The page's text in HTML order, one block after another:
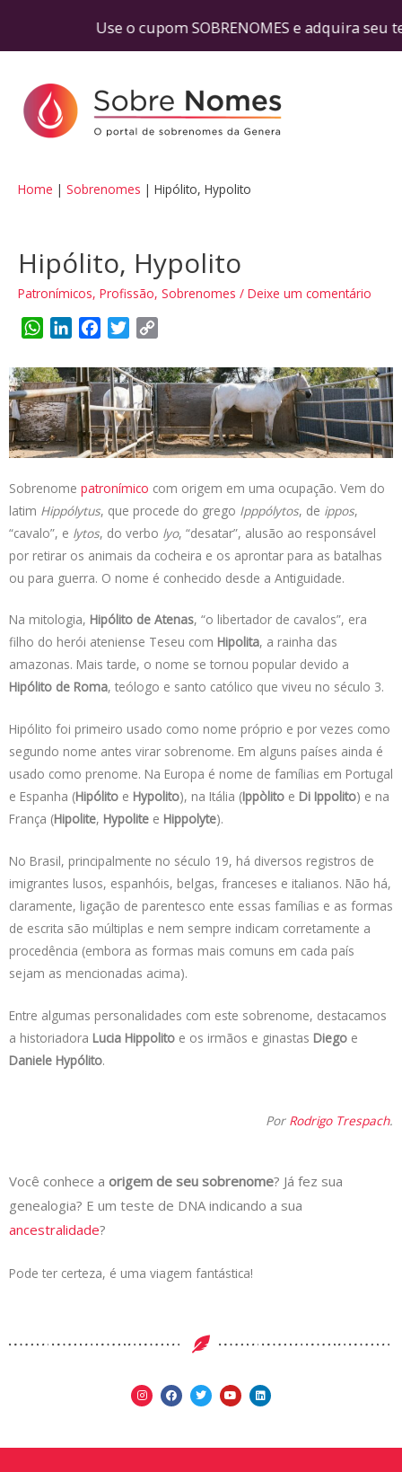
Use o cupom SOBRENOMES e adquira seu
Home Sobrenomes Hipólito, Hypolito
Hipólito, Hypolito
Patronímicos, Profissão, Sobrenomes / Deixe um comentário
W
a
t
s
A
p
n
k
e
d
I
c
e
b
o
o
i
t
t
e
r
p
y
L
i
n
Sobrenome patronímico com origem em uma ocupação. Vem do
latim Hippólytus, que procede do grego Ipppólytos, de ippos,
“cavalo”, e lytos, do verbo lyo, “desatar”, alusão ao responsável
por retirar os animais da cocheira e os aprontar para as batalhas
ou para guerra. O nome é conhecido desde a Antiguidade.
Na mitologia, Hipólito de Atenas, “o libertador de cavalos”, era
filho do herói ateniense Teseu com Hipolita, a rainha das
amazonas. Mais tarde, o nome se tornou popular devido a
Hipólito de Roma, teólogo e santo católico que viveu no século 3.
Hipólito foi primeiro usado como nome próprio e por vezes como
segundo nome antes virar sobrenome. Em alguns países ainda é
usado como prenome. Na Europa é nome de famílias em Portugal
e Espanha (Hipólito e Hypolito), na Itália (Ippòlito e Di Ippolito) e na
França (Hipolite, Hypolite e Hippolyte).
No Brasil, principalmente no século 19, há diversos registros de
imigrantes lusos, espanhóis, belgas, franceses e italianos. Não há,
claramente, ligação de parentesco ente essas famílias e as formas
de escrita são múltiplas e nem sempre indicam corretamente a
procedência (embora as formas mais comuns em cada país
sejam as mencionadas acima).
Entre algumas personalidades com este sobrenome, destacamos
a historiadora Lucia Hippolito e os irmãos e ginastas Diego e
Daniele Hypólito.
Por Rodrigo Trespach.
Você conhece a origem de seu sobrenome? Já fez sua
genealogia? E um teste de DNA indicando a sua
ancestralidade?
Pode ter certeza, é uma viagem fantástica!